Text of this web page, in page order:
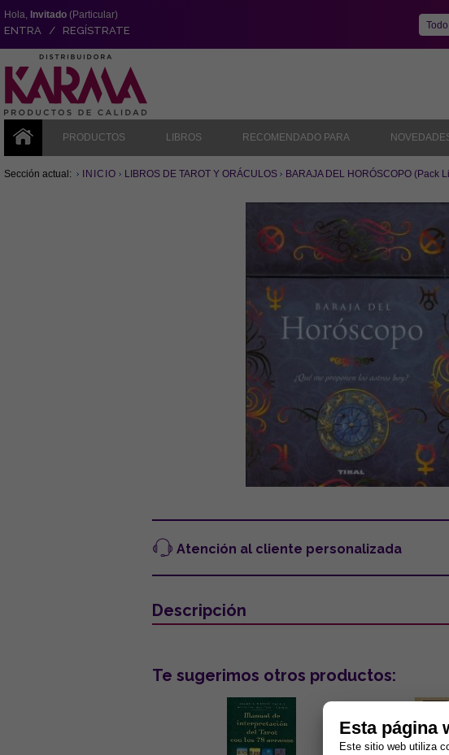
Hola, Invitado (Particular)
ENTRA / REGÍSTRATE
PRODUCTOS LIBROS RECOMENDADO PARA
Sección actual: INICIO LIBROS DE TAROT Y ORÁCULOS BARAJA DEL HORÓSCOPO (Pack
Atención al cliente personalizada
Descripción
Te sugerimos otros productos:
Esta página
Este sitio web utiliza